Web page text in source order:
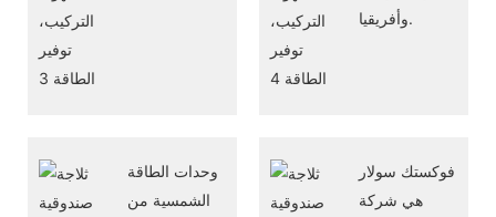
وأفريقيا.
وحدات الطاقة
الشمسية من
فوكستك سولار
هي شركة